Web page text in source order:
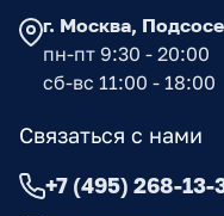
г. Москва,
пн-пт 9:30 - 20:00
сб-вс 11:00 - 18:00
Связаться с нами
+7 (495) 268-13-